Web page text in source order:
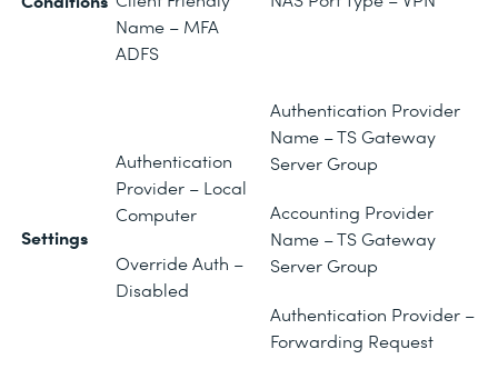
Name – MFA
ADFS
Settings
Authentication
Provider – Local
Computer
Override Auth –
Disabled
Authentication Provider
Name – TS Gateway
Server Group
Accounting Provider
Name – TS Gateway
Server Group
Authentication Provider –
Forwarding Request